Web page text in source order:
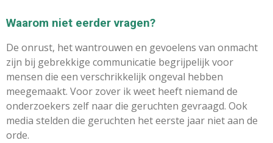
Waarom niet eerder vragen?
De onrust, het wantrouwen en gevoelens van onmacht
zijn bij gebrekkige communicatie begrijpelijk voor
mensen die een verschrikkelijk ongeval hebben
meegemaakt. Voor zover ik weet heeft niemand de
onderzoekers zelf naar die geruchten gevraagd. Ook
media stelden die geruchten het eerste jaar niet aan de
orde.